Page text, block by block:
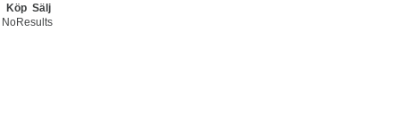
Köp Sälj
NoResults